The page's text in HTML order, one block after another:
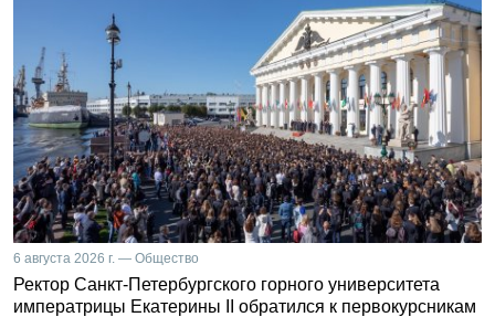
6 августа 2026 г. — Общество
Ректор Санкт-Петербургского горного университета
императрицы Екатерины II обратился к первокурсникам